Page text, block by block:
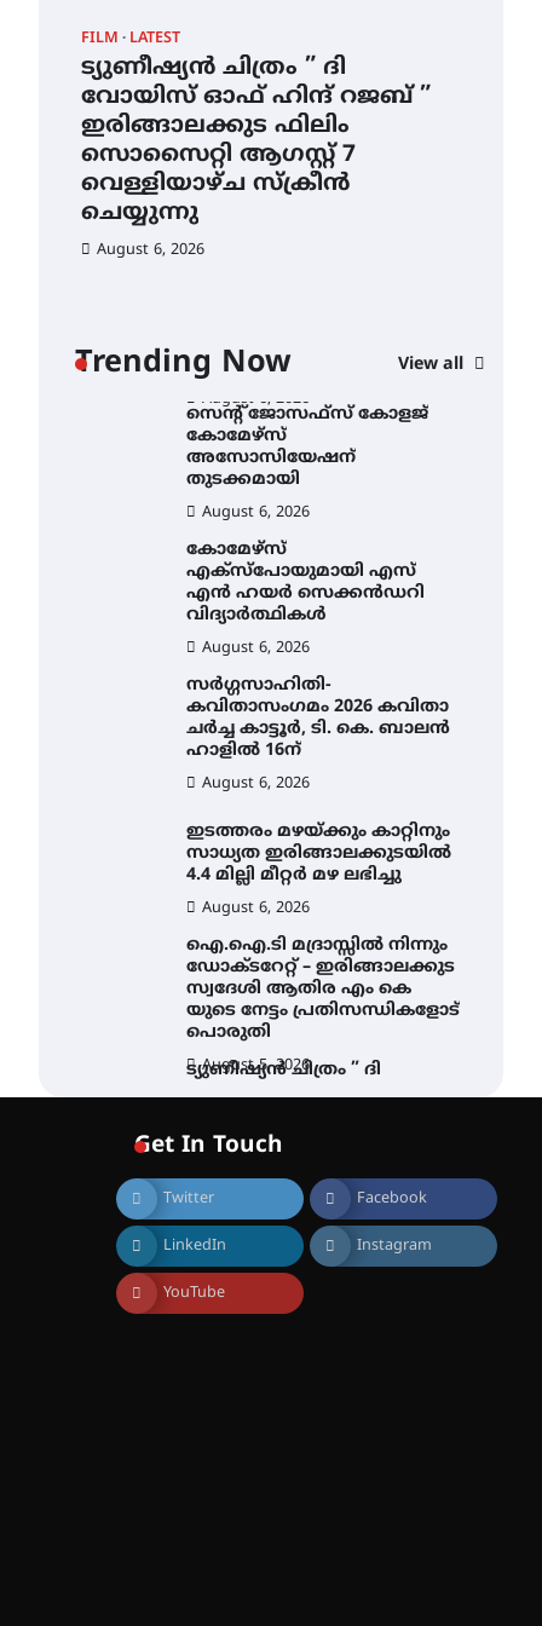
FILM LATEST
ട്യുണീഷ്യൻ ചിത്രം ” ദി
വോയിസ് ഓഫ് ഹിന്ദ് റജബ് ”
ഇരിങ്ങാലക്കുട ഫിലിം
സൊസൈറ്റി ആഗസ്റ്റ് 7
വെള്ളിയാഴ്ച സ്‌ക്രീൻ
ചെയ്യുന്നു
August 6, 2026
Trending Now View all
4.4 മില്ലി മീറ്റർ മഴ ലഭിച്ചു
August 6, 2026
ഐ.ഐ.ടി മദ്രാസ്സിൽ നിന്നും
ഡോക്ടറേറ്റ് – ഇരിങ്ങാലക്കുട
സ്വദേശി ആതിര എം കെ
യുടെ നേട്ടം പ്രതിസന്ധികളോട്
പൊരുതി
August 5, 2026
ട്യുണീഷ്യൻ ചിത്രം ” ദി
ചെയ്യുന്നു
August 6, 2026
സെന്റ് ജോസഫ്സ് കോളജ്
കോമേഴ്‌സ്
അസോസിയേഷന്
തുടക്കമായി
August 6, 2026
കോമേഴ്സ്
എക്സ്പോയുമായി എസ്
എൻ ഹയർ സെക്കൻഡറി
വിദ്യാർത്ഥികൾ
August 6, 2026
സർഗ്ഗസാഹിതി-
കവിതാസംഗമം 2026 കവിതാ
ചർച്ച കാട്ടൂർ, ടി. കെ. ബാലൻ
ഹാളിൽ 16ന്
August 6, 2026
ഇടത്തരം മഴയ്ക്കും കാറ്റിനും
സാധ്യത ഇരിങ്ങാലക്കുടയിൽ
4.4 മില്ലി മീറ്റർ മഴ ലഭിച്ചു
August 6, 2026
ഐ.ഐ.ടി മദ്രാസ്സിൽ നിന്നും
ഡോക്ടറേറ്റ് – ഇരിങ്ങാലക്കുട
സ്വദേശി ആതിര എം കെ
യുടെ നേട്ടം പ്രതിസന്ധികളോട്
പൊരുതി
August 5, 2026
ട്യുണീഷ്യൻ ചിത്രം ” ദി
സൊസൈറ്റി ആഗസ്റ്റ് 7
വെള്ളിയാഴ്ച സ്‌ക്രീൻ
ചെയ്യുന്നു
August 6, 2026
സെന്റ് ജോസഫ്സ് കോളജ്
കോമേഴ്‌സ്
അസോസിയേഷന്
തുടക്കമായി
Get In Touch
Twitter Facebook
LinkedIn Instagram
YouTube